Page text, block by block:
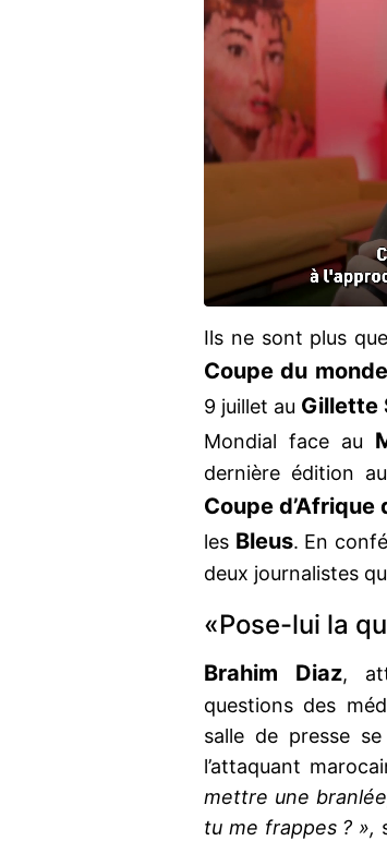
Ils ne sont plus
Coupe du
9 juillet au Gillette
Mondial face au
dernière édition
Coupe d’Afrique
les Bleus. En
deux journalistes
«Pose-lui la
Brahim Diaz,
questions des
salle de presse
l’attaquant
mettre une
tu me frappes ? »,